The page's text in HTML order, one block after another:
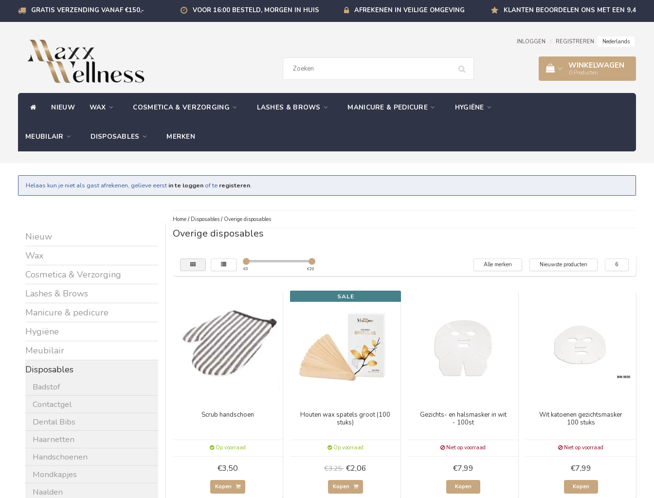
GRATIS VERZENDING VANAF €150,- VOOR 16:00 BESTELD, MORGEN IN HUIS AFREKENEN IN VEILIGE OMGEVING KLANTEN BEOORDELEN ONS MET EEN 9,4
INLOGGEN REGISTREREN Nederlands
WINKELWAGEN
0 Producten
NIEUW WAX COSMETICA & VERZORGING LASHES & BROWS MANICURE & PEDICURE HYGIËNE
MEUBILAIR DISPOSABLES MERKEN
Helaas kun je niet als gast afrekenen, gelieve eerst in te loggen of te registeren.
Nieuw
Wax
Cosmetica & Verzorging
Lashes & Brows
Manicure & pedicure
Hygiëne
Meubilair
Disposables
Badstof
Contactgel
Dental Bibs
Haarnetten
Handschoenen
Mondkapjes
Naalden
Home/ Disposables/ Overige disposables
Overige disposables
€0 €20
Alle merken Nieuwste producten 6
Scrub handschoen
Op voorraad
€3,50
Kopen
SALE
Houten wax spatels groot (100
stuks)
Op voorraad
€3,25 €2,06
Kopen
Gezichts- en halsmasker in wit
- 100st
Niet op voorraad
€7,99
Kopen
Wit katoenen gezichtsmasker
100 stuks
Niet op voorraad
€7,99
Kopen